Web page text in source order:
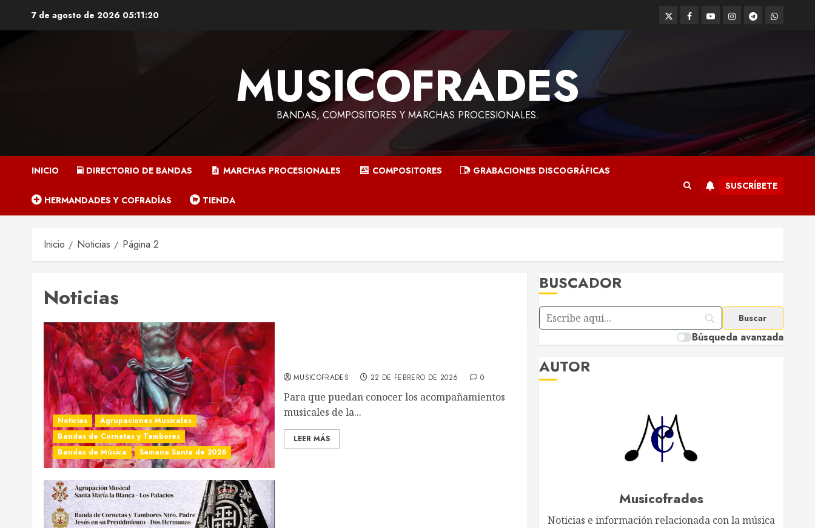
7 de agosto de 202605:11:21 TwitterFacebookYoutubeInstagramTelegramWhatsApp
MUSICOFRADES
BANDAS, COMPOSITORES Y MARCHAS PROCESIONALES.
INICIO DIRECTORIO DE BANDAS MARCHAS PROCESIONALES COMPOSITORES GRABACIONES DISCOGRÁFICAS
HERMANDADES Y COFRADÍAS TIENDA
SUSCRÍBETE
Inicio Noticias Página 2
Noticias
Noticias
Agrupaciones Musicales
Bandas de Cornetas y Tambores
Bandas de Música
Semana Santa de 2026
MUSICOFRADES 22 DE FEBRERO DE 2026 0
Para que puedan conocer los acompañamientos
musicales de la...
LEER MÁS
BUSCADOR
Búsqueda avanzada
AUTOR
Musicofrades
Noticias e información relacionada con la música